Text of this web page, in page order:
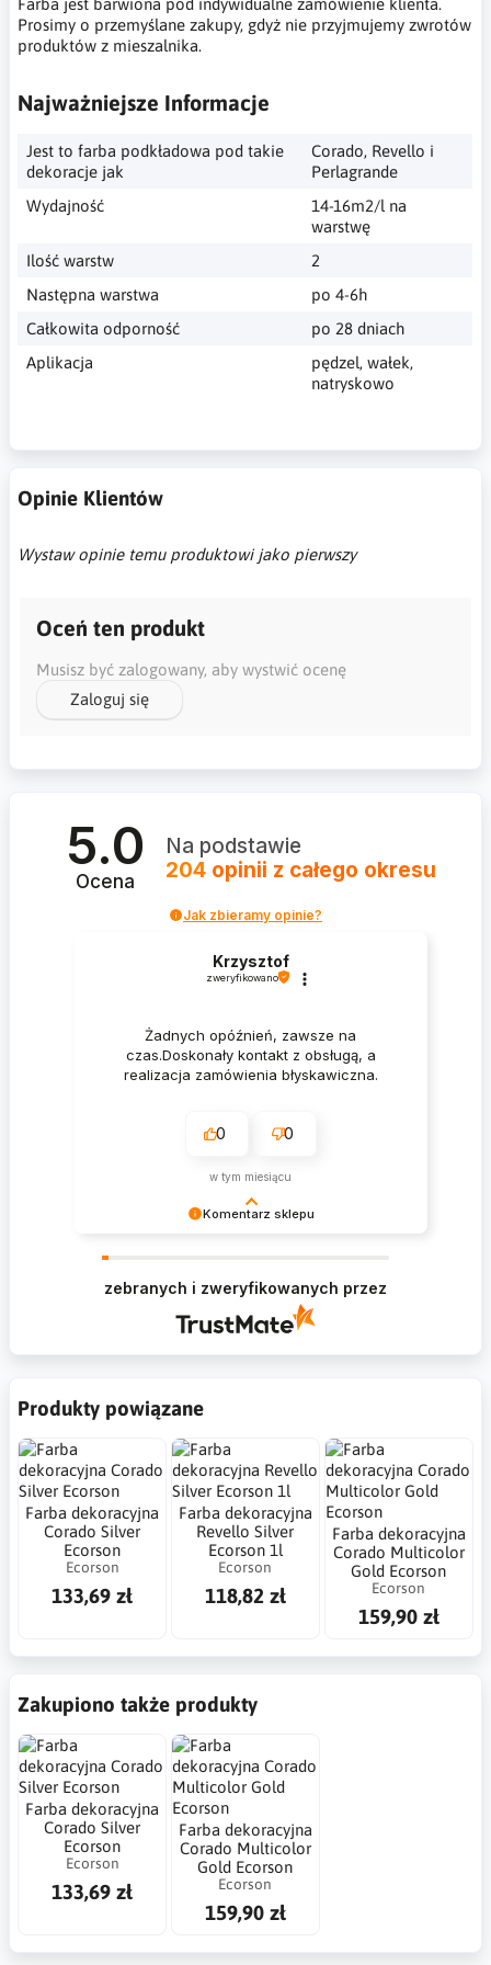
Prosimy o przemyślane zakupy, gdyż nie przyjmujemy zwrotów
produktów z mieszalnika.
Najważniejsze Informacje
Jest to farba podkładowa pod takie
dekoracje jak
Corado, Revello i
Perlagrande
Wydajność
14-16m2/l na
warstwę
Ilość warstw
2
Następna warstwa
po 4-6h
Całkowita odporność
po 28 dniach
Aplikacja
pędzel, wałek,
natryskowo
Opinie Klientów
Wystaw opinie temu produktowi jako pierwszy
Oceń ten produkt
Musisz być zalogowany, aby wystwić ocenę
Zaloguj się
5.0
Ocena
Na podstawie
204 opinii z całego okresu
Jak zbieramy opinie?
Komentarz sklepu
Krzysztof
zweryfikowano
Żadnych opóźnień, zawsze na
czas.Doskonały kontakt z obsługą, a
realizacja zamówienia błyskawiczna.
0 0
w tym miesiącu
zebranych i zweryfikowanych przez
Produkty powiązane
Farba dekoracyjna
Corado Silver
Ecorson
Ecorson
133,69 zł
Farba dekoracyjna
Revello Silver
Ecorson 1l
Ecorson
118,82 zł
Farba dekoracyjna
Corado Multicolor
Gold Ecorson
Ecorson
159,90 zł
Zakupiono także produkty
Farba dekoracyjna
Corado Silver
Ecorson
Ecorson
133,69 zł
Farba dekoracyjna
Corado Multicolor
Gold Ecorson
Ecorson
159,90 zł